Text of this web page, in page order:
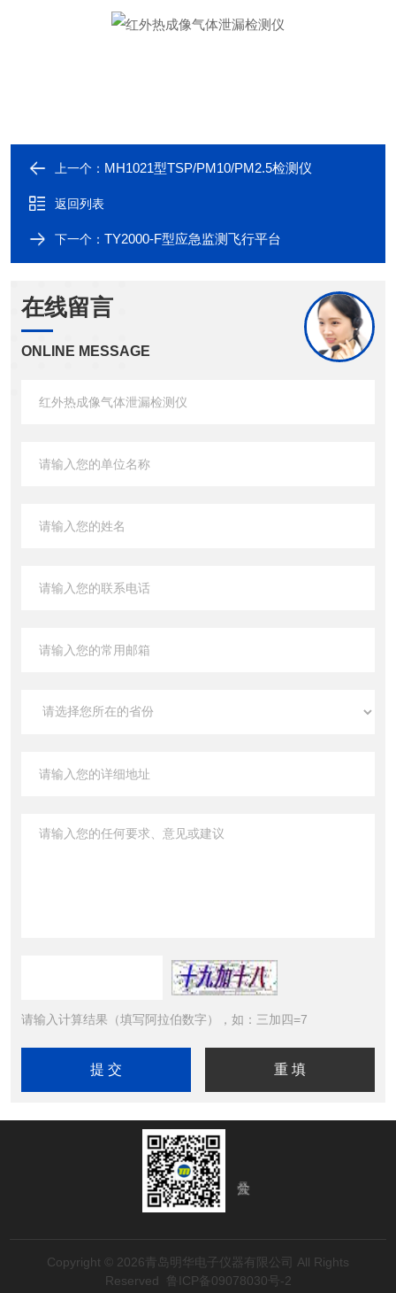
上一个： MH1021型TSP/PM10/PM2.5检测仪
返回列表
下一个： TY2000-F型应急监测飞行平台
在线留言
ONLINE MESSAGE
请输入计算结果（填写阿拉伯数字），如：三加四=7
Copyright © 2026青岛明华电子仪器有限公司 All Rights
Reserved 鲁ICP备09078030号-2